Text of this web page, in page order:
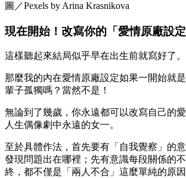
圖／Pexels by Arina Krasnikova
現在開始！改寫你的「愛情原廠設定
這樣聽起來結局似乎早在出生前就寫好了。
那麼我的內在愛情原廠設定如果一開始就
輩子孤獨嗎？當然不是！
無論到了幾歲，你永遠都可以改寫自己的
人生偶像劇中永遠的女一。
至於具體作法，首先要有「自我覺察」的
發現問題出在哪裡；先有意識每段關係的
終，都不僅是「兩人不合」這麼單純的原